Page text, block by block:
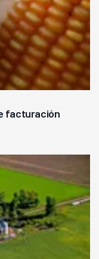
facturación